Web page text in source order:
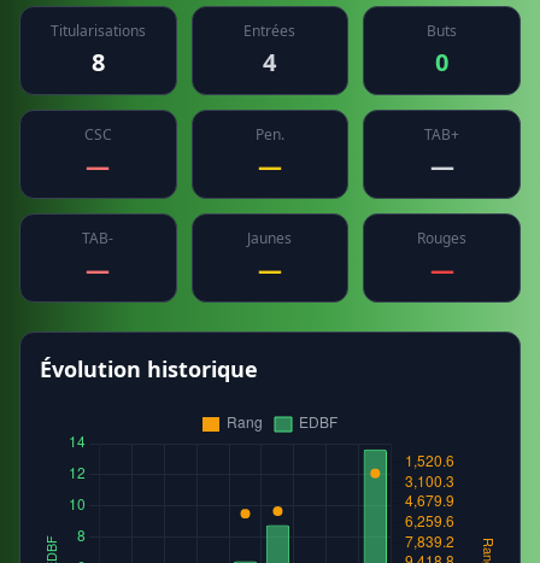
Titularisations
8
Entrées
4
Buts
0
CSC
—
Pen.
—
TAB+
—
TAB-
—
Jaunes
—
Rouges
—
Évolution historique